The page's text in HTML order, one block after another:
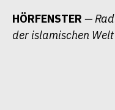
Inhalt
springen
HÖRFENSTER —
der islamischen